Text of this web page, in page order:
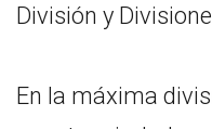
División y
En la máxima